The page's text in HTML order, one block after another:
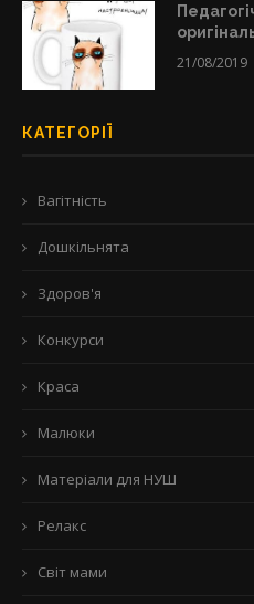
21/08/2019
КАТЕГОРІЇ
Вагітність
Дошкільнята
Здоров'я
Конкурси
Краса
Малюки
Матеріали для НУШ
Релакс
Світ мами